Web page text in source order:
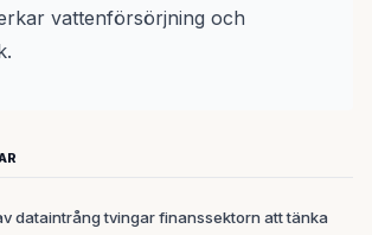
vattenförsörjning och
dataintrång tvingar finanssektorn att tänka